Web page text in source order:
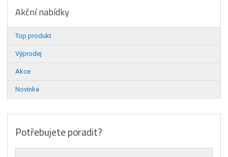
Akční nabídky
Top produkt
Výprodej
Akce
Novinka
Potřebujete poradit?